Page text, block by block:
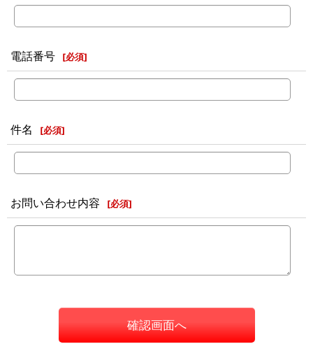
電話番号 [必須]
件名 [必須]
お問い合わせ内容 [必須]
確認画面へ